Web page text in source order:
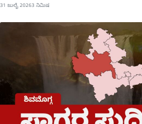
31 ಜುಲೈ 20263 ನಿಮಿಷ